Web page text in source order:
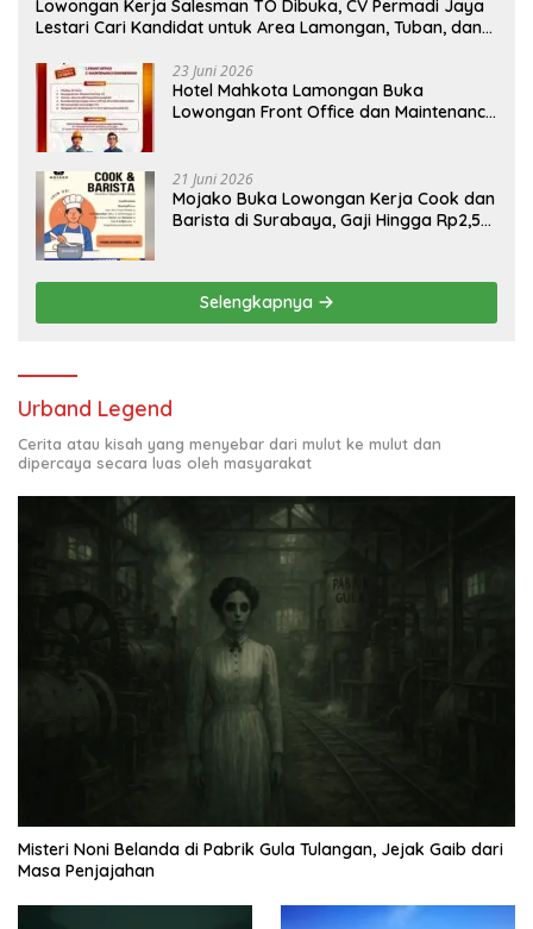
Lowongan Kerja Salesman TO Dibuka, CV Permadi Jaya
Lestari Cari Kandidat untuk Area Lamongan, Tuban, dan
23 Juni 2026
Hotel Mahkota Lamongan Buka
Lowongan Front Office dan Maintenance
21 Juni 2026
Mojako Buka Lowongan Kerja Cook dan
Barista di Surabaya, Gaji Hingga Rp2,5
Selengkapnya
Urband Legend
Cerita atau kisah yang menyebar dari mulut ke mulut dan
dipercaya secara luas oleh masyarakat
Misteri Noni Belanda di Pabrik Gula Tulangan, Jejak Gaib dari
Masa Penjajahan